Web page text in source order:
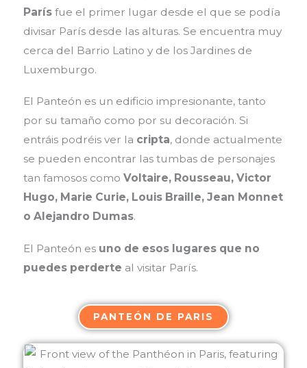
París fue el primer lugar desde el que se podía
divisar París desde las alturas. Se encuentra muy
cerca del Barrio Latino y de los Jardines de
Luxemburgo.
El Panteón es un edificio impresionante, tanto
por su tamaño como por su decoración. Si
entráis podréisver la cripta, donde actualmente
se pueden encontrar las tumbas de personajes
tan famosos como Voltaire, Rousseau, Victor
Hugo, Marie Curie, Louis Braille, Jean Monnet
o Alejandro Dumas.
El Panteón es uno de esos lugares que no
puedes perderte al visitar París.
PANTEÓN DE PARIS